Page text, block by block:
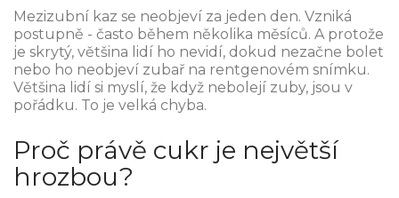
Mezizubní kaz se neobjeví za jeden den. Vzniká
postupně - často během několika měsíců. A protože
je skrytý, většina lidí ho nevidí, dokud nezačne bolet
nebo ho neobjeví zubař na rentgenovém snímku.
Většina lidí si myslí, že když nebolejí zuby, jsou v
pořádku. To je velká chyba.
Proč právě cukr je největší
hrozbou?